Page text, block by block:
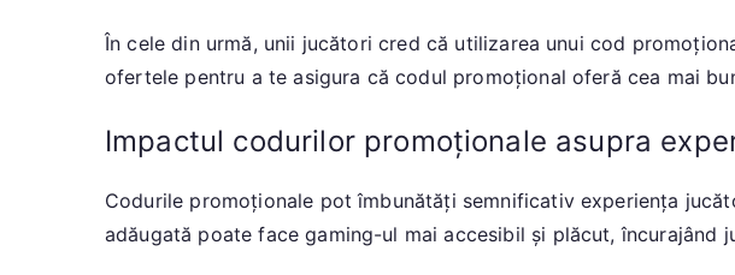
În cele din urmă, unii jucători cred că utilizarea unui cod
ofertele pentru a te asigura că codul promoțional oferă cea mai
Impactul codurilor promoționale asupra
Codurile promoționale pot îmbunătăți semnificativ experiența
adăugată poate face gaming-ul mai accesibil și plăcut,